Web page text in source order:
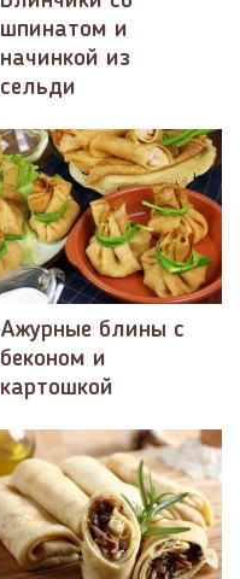
шпинатом и
начинкой из
сельди
Ажурные блины с
беконом и
картошкой